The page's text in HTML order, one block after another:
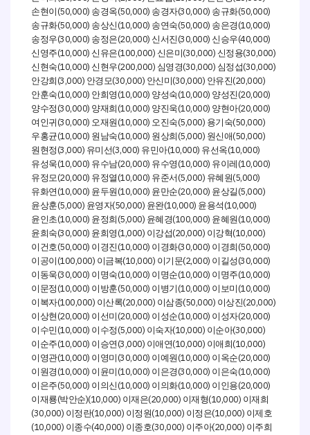
손현이 (50,000) 송경옥(50,000) 송경자(30,000) 송규화(50,000)
송규화(50,000) 송상신 (10,000) 송연숙(50,000) 송은경 (10,000)
송정우(30,000) 송정은(20,000) 신서진 (30,000) 신승우(40,000)
신영주(10,000) 신유은(100,000) 신은미 (30,000) 신정용(30,000)
신현숙(10,000) 신현우(200,000) 심영경(30,000) 심정섭(30,000)
안강희 (3,000) 안경모(30,000) 안신미 (30,000) 안유진(20,000)
안훈숙(10,000) 안희영 (10,000) 양성숙(10,000) 양성진 (20,000)
양수정 (30,000) 양재희 (10,000) 양진욱(10,000) 양현아(20,000)
여인귀 (30,000) 오재원 (10,000) 오진숙(5,000) 용기숙(50,000)
우홍균(10,000) 원남숙(10,000) 원상희 (5,000) 원신애 (50,000)
원현정 (3,000) 유미선(3,000) 유민아(10,000) 유선옥(10,000)
유성욱(10,000) 유수남(20,000) 유수영 (10,000) 유이레 (10,000)
유정모(20,000) 유정열 (10,000) 유준서 (5,000) 유혜원(5,000)
유화연 (10,000) 윤두원 (10,000) 윤만순(20,000) 윤상길 (5,000)
윤상훈(5,000) 윤영자(50,000) 윤완(10,000) 윤용석 (10,000)
윤인초(10,000) 윤정희 (5,000) 윤혜경(100,000) 윤혜원 (10,000)
윤희숙(30,000) 윤희영 (1,000) 이강섭(20,000) 이강혁(10,000)
이건호(50,000) 이경진 (10,000) 이경화(30,000) 이경희 (50,000)
이공이 (100,000) 이금복(10,000) 이기문(2,000) 이길성 (30,000)
이동욱(30,000) 이명숙(10,000) 이명순(10,000) 이명주(10,000)
이문정 (10,000) 이방훈(50,000) 이병기 (10,000) 이보미 (10,000)
이복자(100,000) 이산록(20,000) 이삼종(50,000) 이상진(20,000)
이상현 (20,000) 이선미 (20,000) 이성순(10,000) 이성자(20,000)
이수민 (10,000) 이수정 (5,000) 이숙자(10,000) 이순아(30,000)
이순주(10,000) 이승연 (3,000) 이애연(10,000) 이애희 (10,000)
이영관(10,000) 이영미 (30,000) 이예원 (10,000) 이옥순(20,000)
이원경 (10,000) 이윤미 (10,000) 이은경 (30,000) 이은숙(10,000)
이은주(50,000) 이의신 (10,000) 이의화(10,000) 이인용(20,000)
이재룡(박안순)(10,000) 이재은(20,000) 이재형(10,000) 이재희
(30,000) 이정란(10,000) 이정원(10,000) 이정은(10,000) 이제호
(10,000) 이종수(40,000) 이종호(30,000) 이주아(20,000) 이주희